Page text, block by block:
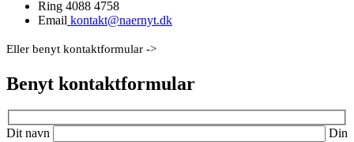
Ring 4088 4758
Email kontakt@naernyt.dk
Eller benyt kontaktformular ->
Benyt kontaktformular
Dit navn
Din